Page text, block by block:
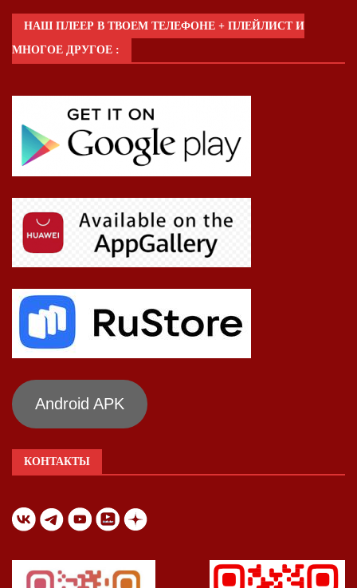
НАШ ПЛЕЕР В ТВОЕМ ТЕЛЕФОНЕ + ПЛЕЙЛИСТ И
МНОГОЕ ДРУГОЕ :
Android APK
КОНТАКТЫ